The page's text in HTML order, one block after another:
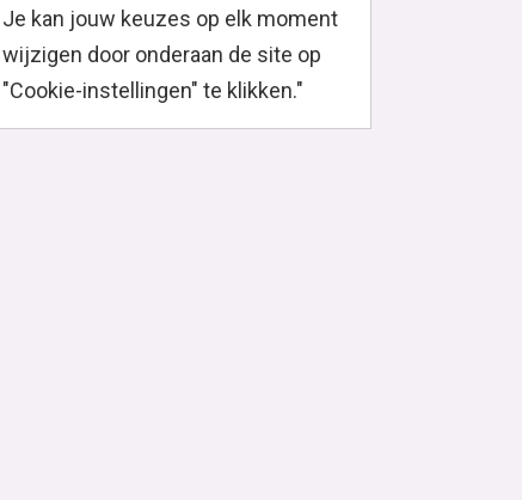
Je kan jouw keuzes op elk moment
wijzigen door onderaan de site op
"Cookie-instellingen" te klikken."